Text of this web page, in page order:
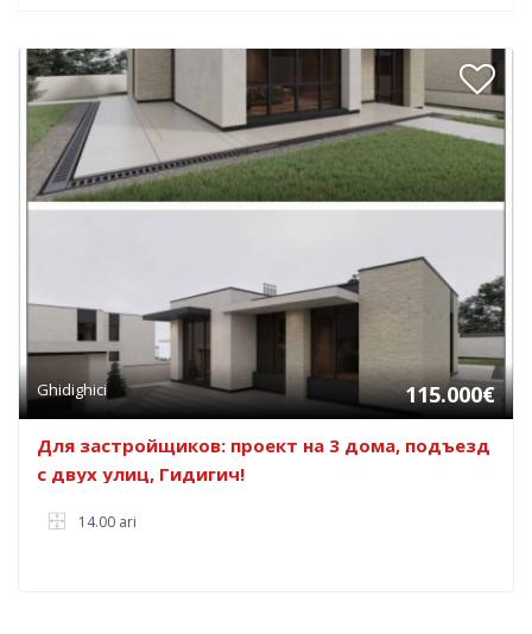
Ghidighici 115.000€
Для застройщиков: проект на 3 дома, подъезд
с двух улиц, Гидигич!
14.00 ari